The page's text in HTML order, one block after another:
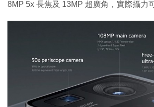
8MP 5x 長焦及 13MP 超廣角，實際攝力